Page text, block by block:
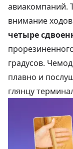
авиакомпаний.
внимание
четыре
градусов.
плавно и
глянцу